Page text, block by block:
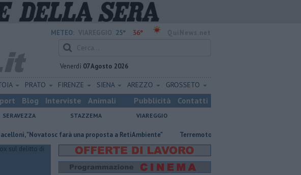
METEO: 25° 36°
Venerdì 07 Agosto 2026
PRATO FIRENZE SIENA AREZZO GROSSETO
Blog Interviste Animali Pubblicità Contatti
SERAVEZZA STAZZEMA VIAREGGIO
"Novatosc farà una proposta a RetiAmbiente" Terremoto di magnitudo 4.3 scuote la Toscana